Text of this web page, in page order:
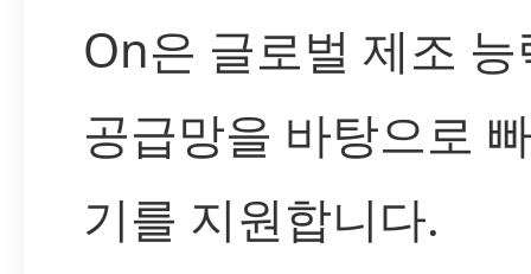
On은 글로벌 제조
공급망을 바탕으로
기를 지원합니다.